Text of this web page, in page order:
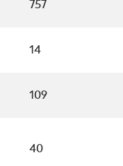
757
14
109
40